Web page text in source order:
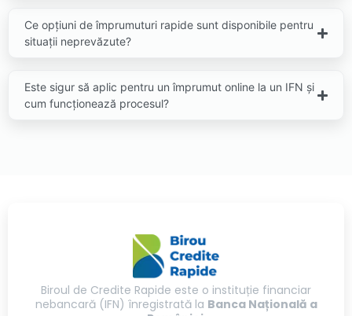
Ce opțiuni de împrumuturi rapide sunt disponibile pentru
situații neprevăzute?
Este sigur să aplic pentru un împrumut online la un IFN și
cum funcționează procesul?
Biroul de Credite Rapide este o instituție financiar
nebancară (IFN) înregistrată la Banca Națională a